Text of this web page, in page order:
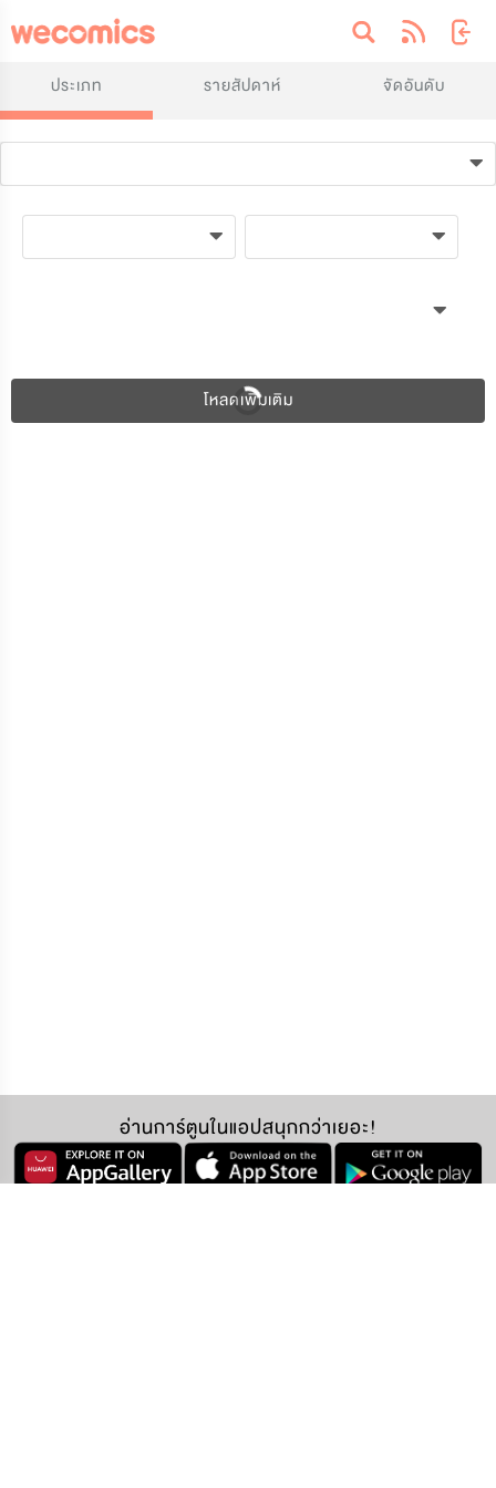
ประเภท รายสัปดาห์ จัดอันดับ
โหลดเพิ่มเติม
อ่านการ์ตูนในแอปสนุกกว่าเยอะ!